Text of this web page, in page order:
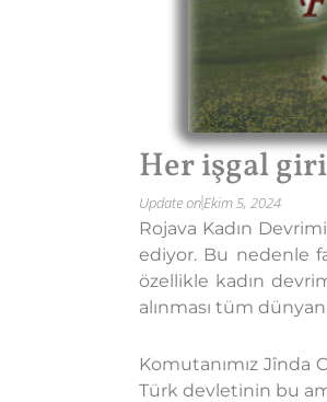
Her işgal
Update onEkim 5, 2024
Rojava Kadın
ediyor. Bu nedenle
özellikle kadın
alınması tüm
Komutanımız Jînda
Türk devletinin bu